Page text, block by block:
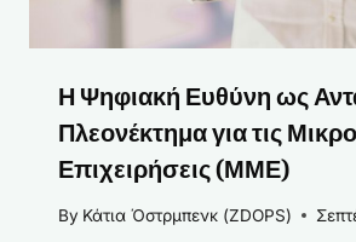
Η Ψηφιακή Ευθύνη ως
Πλεονέκτημα για τις
Επιχειρήσεις (ΜΜΕ)
By Κάτια Όστρμπενκ (ZDOPS)